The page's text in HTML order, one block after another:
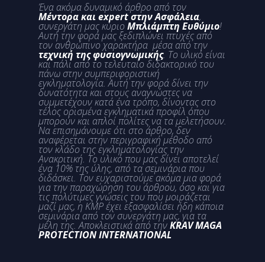
Ένα ακόμα δυναμικό άρθρο από τον
Μέντορα και expert στην Ασφάλεια,
συνεργάτη μας κύριοΜπλιάμπτη Ευθύμιο!
Αυτή την φορά μας ξεδιπλώνει πτυχές από
τον ανθρώπινο χαρακτήρα μέσα από την
τεχνική της φυσιογνωμικής. Το υλικό είναι
και πάλι από το τελευταίο διδακτορικό του
πάνω στην συμπεριφοριστική
εγκληματολογία. Αυτή την φορά δίνει την
δυνατότητα και στους αναγνώστες να
συμμετέχουν κατά ένα τρόπο, δίνοντας στο
τέλος ορισμένα εγκληματικά προφίλ όπου
μπορούν και απλοί πολίτες να τα μελετήσουν.
Να επισημάνουμε ότι στο άρθρο, δεν
αναφέρεται στην περιγραφική μέθοδο από
τον κλάδο της εγκληματολογίας την
Ανακριτική. Το υλικό που μας δίνει αποτελεί
ένα 10% της ύλης, από τα σεμινάρια που
διδάσκει. Τον ευχαριστούμε ακόμα μια φορά
για την παραχώρηση του άρθρου, όσο και για
τις πολύτιμες γνώσεις του που μοιράζεται
μαζί μας, η ΚΜΡ έχει εξασφαλίσει ήδη κάποια
σεμινάρια από τον συνεργάτη μας, για τα
μέλη της. Αποκλειστικά από τηνKRAV MAGA
PROTECTION INTERNATIONAL